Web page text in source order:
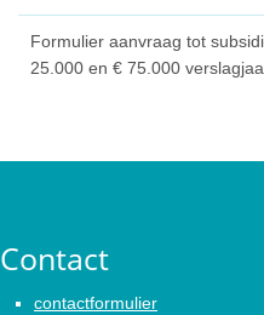
Formulier aanvraag tot
25.000 en € 75.000
Contact
contactformulier